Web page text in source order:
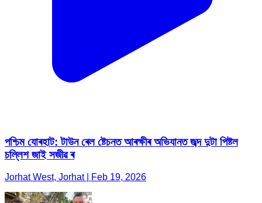
পশ্চিম যোৰহাট: টাউন ৰেল ষ্টেচনত আৰক্ষীৰ অভিযানত জব্দ দুটা পিষ্টল
চল্লিশ জাই সজীৱ ৰ
Jorhat West, Jorhat | Feb 19, 2026